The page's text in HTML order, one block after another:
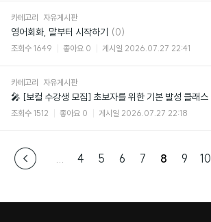
카테고리 자유게시판
영어회화, 말부터 시작하기
댓
글
(0)
조회수 1649 좋아요 0 게시일 2026.07.27 22:41
카테고리 자유게시판
🎤 [보컬 수강생 모집] 초보자를 위한 기본 발성 클래스
조회수 1512 좋아요 0 게시일 2026.07.27 22:18
4 5 6 7 8 9 10